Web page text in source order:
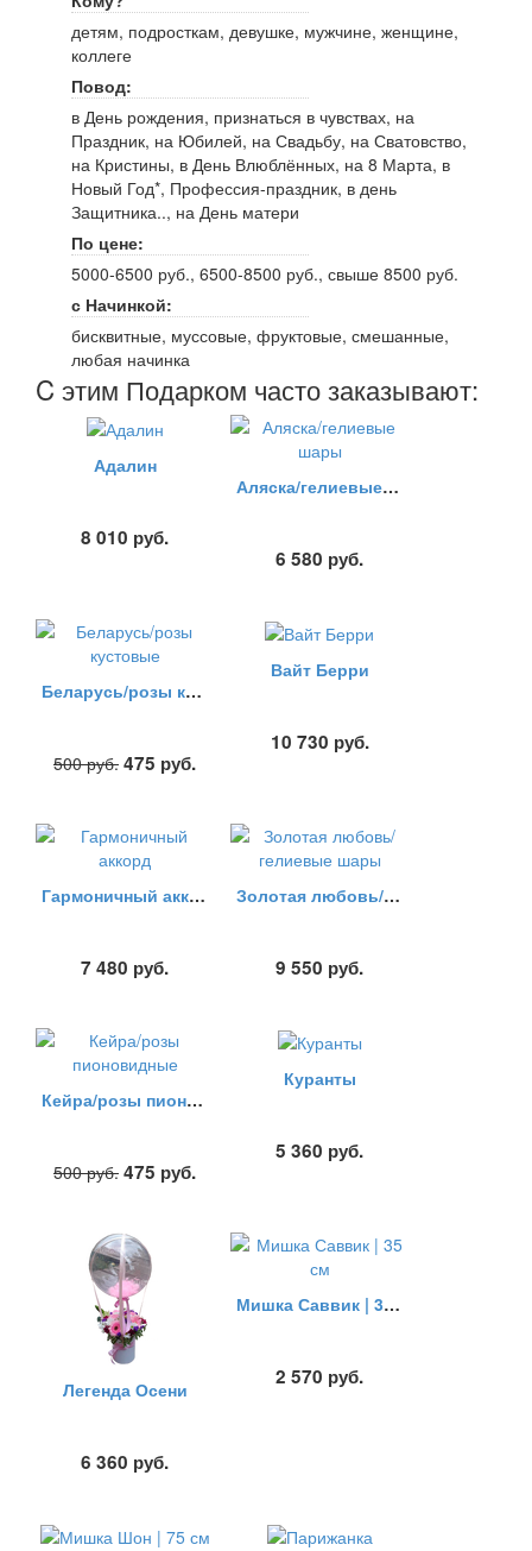
детям, подросткам, девушке, мужчине, женщине,
коллеге
Повод:
в День рождения, признаться в чувствах, на
Праздник, на Юбилей, на Свадьбу, на Сватовство,
на Кристины, в День Влюблённых, на 8 Марта, в
Новый Год*, Профессия-праздник, в день
Защитника.., на День матери
По цене:
5000-6500 руб., 6500-8500 руб., свыше 8500 руб.
с Начинкой:
бисквитные, муссовые, фруктовые, смешанные,
любая начинка
C этим Подарком часто заказывают:
Адалин
8 010 руб.
Аляска/гелиевые шары
6 580 руб.
Беларусь/розы кустовые
500руб. 475 руб.
Вайт Берри
10 730 руб.
Гармоничный аккорд
7 480 руб.
Золотая любовь/гелиевые шары
9 550 руб.
Кейра/розы пионовидные
500руб. 475 руб.
Куранты
5 360 руб.
Легенда Осени
6 360 руб.
Мишка Саввик | 35 см
2 570 руб.